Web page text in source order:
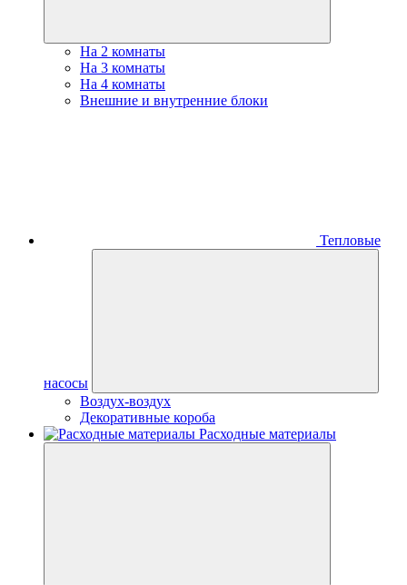
На 2 комнаты
На 3 комнаты
На 4 комнаты
Внешние и внутренние блоки
Тепловые
насосы
Воздух-воздух
Декоративные короба
Расходные материалы